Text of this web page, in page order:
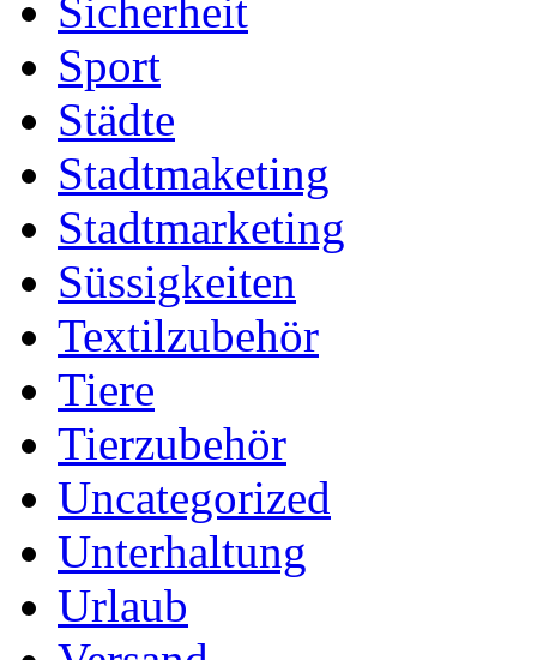
Sicherheit
Sport
Städte
Stadtmaketing
Stadtmarketing
Süssigkeiten
Textilzubehör
Tiere
Tierzubehör
Uncategorized
Unterhaltung
Urlaub